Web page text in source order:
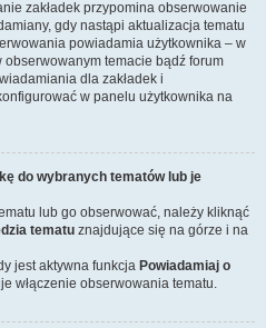
zakładek przypomina obserwowanie
gdy nastąpi aktualizacja tematu
powiadamia użytkownika – w
temacie bądź forum
dla zakładek i
w panelu użytkownika na
do wybranych tematów lub je
lub go obserwować, należy kliknąć
tematu znajdujące się na górze i na
jest aktywna funkcja Powiadamiaj o
włączenie obserwowania tematu.